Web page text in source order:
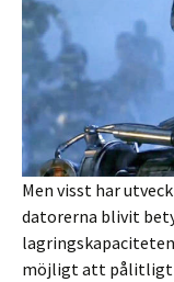
Men visst har
datorerna blivit
möjligt att pålitligt